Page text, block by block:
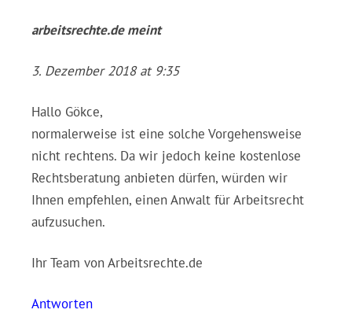
arbeitsrechte.demeint
3. Dezember 2018 at 9:35
Hallo Gökce,
normalerweise ist eine solche Vorgehensweise
nicht rechtens. Da wir jedoch keine kostenlose
Rechtsberatung anbieten dürfen, würden wir
Ihnen empfehlen, einen Anwalt für Arbeitsrecht
aufzusuchen.
Ihr Team von Arbeitsrechte.de
Antworten